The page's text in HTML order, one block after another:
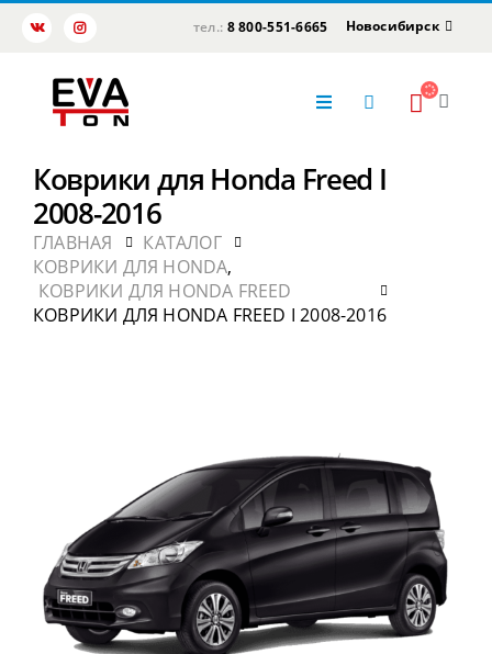
тел.: 8 800-551-6665 Новосибирск
Коврики для Honda Freed I
2008-2016
ГЛАВНАЯ
КАТАЛОГ
КОВРИКИ ДЛЯ HONDA,
КОВРИКИ ДЛЯ HONDA FREED
КОВРИКИ ДЛЯ HONDA FREED I 2008-2016